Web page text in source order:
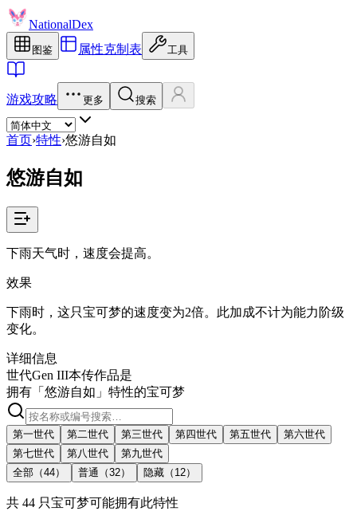
NationalDex
图鉴 属性克制表 工具
游戏攻略 更多 搜索
首页›特性›悠游自如
悠游自如
下雨天气时，速度会提高。
效果
下雨时，这只宝可梦的速度变为2倍。此加成不计为能力阶级
变化。
详细信息
世代Gen III本传作品是
拥有「悠游自如」特性的宝可梦
第一世代 第二世代 第三世代 第四世代 第五世代
第六世代
第七世代
第八世代
第九世代
全部（44）
普通（32） 隐藏（12）
共 44 只宝可梦可能拥有此特性